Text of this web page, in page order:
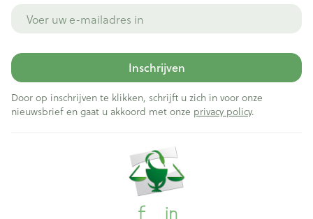
Inschrijven
Door op inschrijven te klikken, schrijft u zich in voor onze
nieuwsbrief en gaat u akkoord met onze privacy policy.